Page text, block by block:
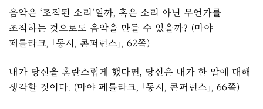
음악은 ‘조직된 소리’일까, 혹은 소리 아닌 무언가를
조직하는 것으로도 음악을 만들 수 있을까? (마야
페를라크, 「동시, 콘퍼런스」, 62쪽)
내가 당신을 혼란스럽게 했다면, 당신은 내가 한 말에 대해
생각할 것이다. (마야 페를라크, 「동시, 콘퍼런스」, 66쪽)